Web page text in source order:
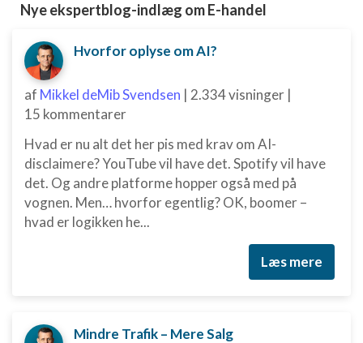
Nye ekspertblog-indlæg om E-handel
Hvorfor oplyse om AI?
af Mikkel deMib Svendsen | 2.334 visninger |
15 kommentarer
Hvad er nu alt det her pis med krav om AI-
disclaimere? YouTube vil have det. Spotify vil have
det. Og andre platforme hopper også med på
vognen. Men… hvorfor egentlig? OK, boomer –
hvad er logikken he...
Læs mere
Mindre Trafik – Mere Salg